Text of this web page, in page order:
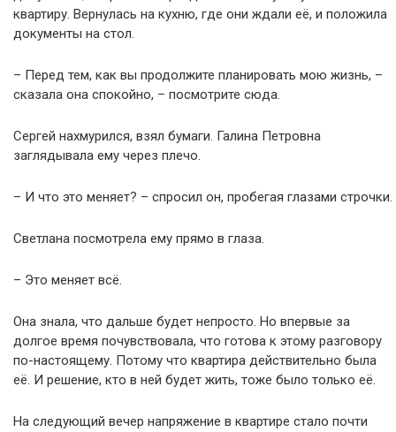
квартиру. Вернулась на кухню, где они ждали её, и положила
документы на стол.
– Перед тем, как вы продолжите планировать мою жизнь, –
сказала она спокойно, – посмотрите сюда.
Сергей нахмурился, взял бумаги. Галина Петровна
заглядывала ему через плечо.
– И что это меняет? – спросил он, пробегая глазами строчки.
Светлана посмотрела ему прямо в глаза.
– Это меняет всё.
Она знала, что дальше будет непросто. Но впервые за
долгое время почувствовала, что готова к этому разговору
по-настоящему. Потому что квартира действительно была
её. И решение, кто в ней будет жить, тоже было только её.
На следующий вечер напряжение в квартире стало почти